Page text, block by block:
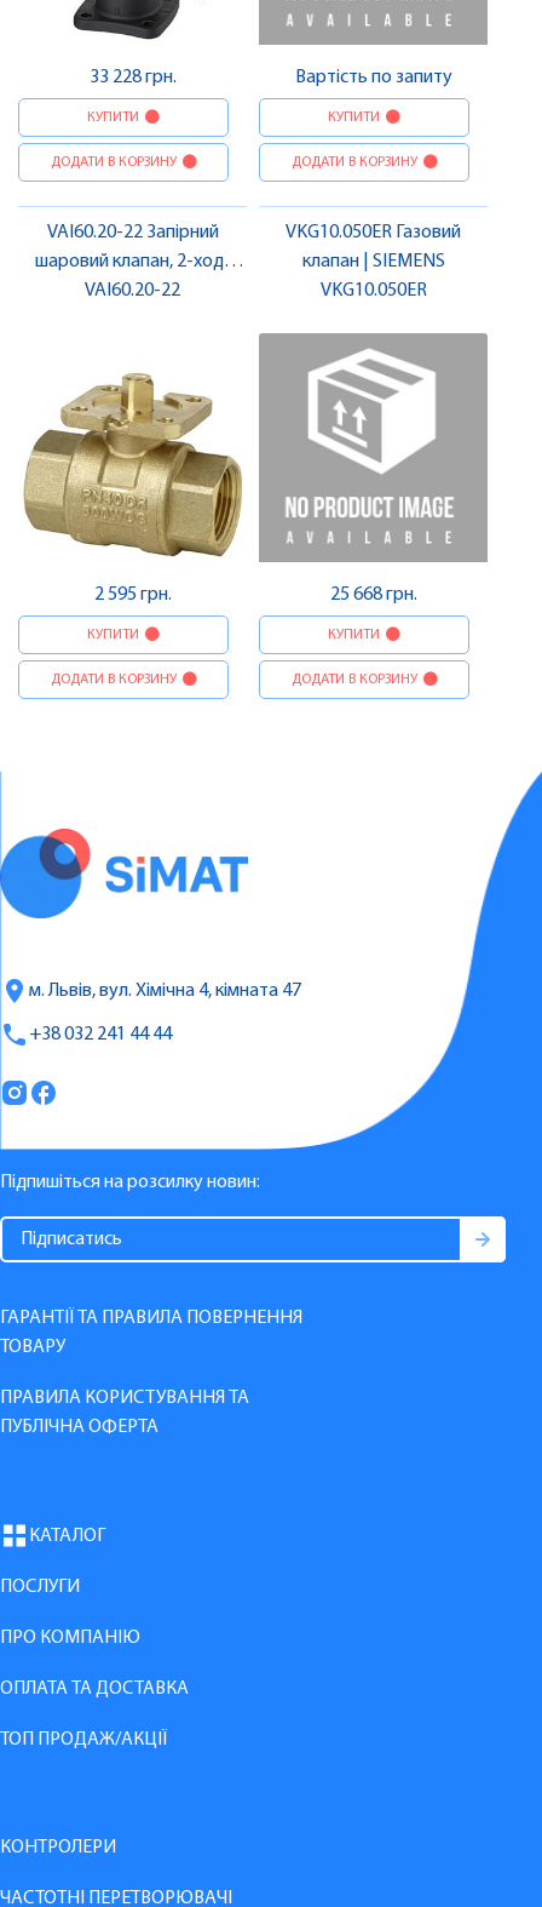
33 228 грн.
КУПИТИ
ДОДАТИ В КОРЗИНУ
Вартість по запиту
КУПИТИ
ДОДАТИ В КОРЗИНУ
VAI60.20-22 Запірний
шаровий клапан, 2-ход.,
PN40, DN20, kvs 22 |
VAI60.20-22
2 595 грн.
КУПИТИ
ДОДАТИ В КОРЗИНУ
VKG10.050ER Газовий
клапан | SIEMENS
VKG10.050ER
25 668 грн.
КУПИТИ
ДОДАТИ В КОРЗИНУ
м. Львів, вул. Хімічна 4, кімната 47
+38 032 241 44 44
Підпишіться на розсилку новин:
ГАРАНТІЇ ТА ПРАВИЛА ПОВЕРНЕННЯ
ТОВАРУ
ПРАВИЛА КОРИСТУВАННЯ ТА
ПУБЛІЧНА ОФЕРТА
КАТАЛОГ
ПОСЛУГИ
ПРО КОМПАНІЮ
ОПЛАТА ТА ДОСТАВКА
ТОП ПРОДАЖ/АКЦІЇ
КОНТРОЛЕРИ
ЧАСТОТНІ ПЕРЕТВОРЮВАЧІ